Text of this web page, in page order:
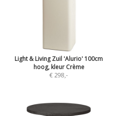
Light & Living Zuil 'Alurio' 100cm
hoog, kleur Crème
€ 298,-